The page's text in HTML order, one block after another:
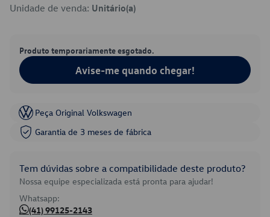
Unidade de venda: Unitário(a)
Produto temporariamente esgotado.
Avise-me quando chegar!
Peça Original Volkswagen
Garantia de 3 meses de fábrica
Tem dúvidas sobre a compatibilidade deste produto?
Nossa equipe especializada está pronta para ajudar!
Whatsapp:
(41) 99125-2143